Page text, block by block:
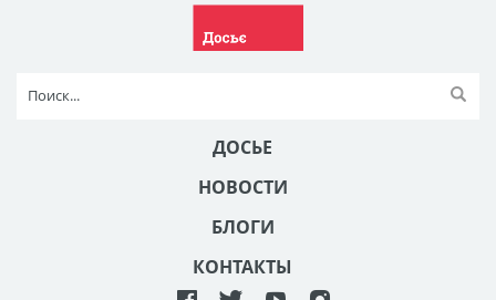
ДОСЬЕ
НОВОСТИ
БЛОГИ
КОНТАКТЫ